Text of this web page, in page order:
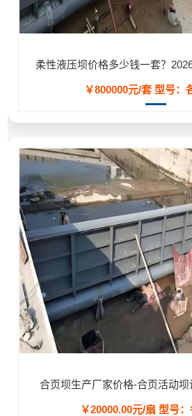
柔性液压坝价格多少钱一套？
￥800000元/套型号：
合页坝生产厂家价格-合页活动坝
￥20000.00元/扇 型号